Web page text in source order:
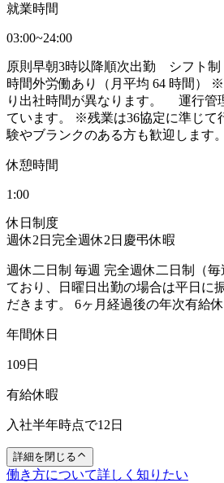
就業時間
03:00~24:00
原則早朝3時以降順次出勤 シフト
時間外労働あり（月平均 64 時間）
り出社時間が異なります。 運行管
ています。 ※残業は36協定に準じ
験やブランクのある方も歓迎します。
休憩時間
1:00
休日制度
週休2日 完全週休2日 慶弔休暇
週休二日制 毎週 完全週休二日制（
ており、日曜日出勤の場合は平日に
だきます。 6ヶ月経過後の年次有給
年間休日
109日
有給休暇
入社半年時点で12日
詳細を閉じる
働き方について詳しく知りたい